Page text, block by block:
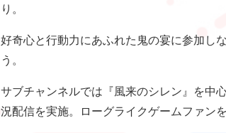
り。
好奇心と行動力にあふれた鬼の宴に参加し
う。
サブチャンネルでは『風来のシレン』を中
況配信を実施。ローグライクゲームファン